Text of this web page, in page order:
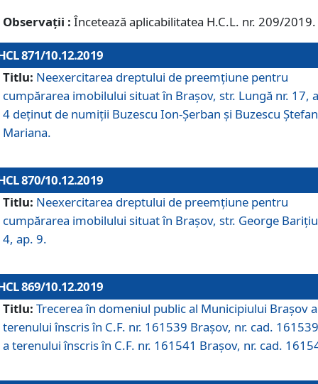
Observații : Încetează aplicabilitatea H.C.L. nr. 209/2019.
871/10.12.2019
Titlu: Neexercitarea dreptului de preemţiune pentru
cumpărarea imobilului situat în Braşov, str. Lungă nr. 17,
4 deţinut de numiţii Buzescu Ion-Şerban și Buzescu
Mariana.
870/10.12.2019
Titlu: Neexercitarea dreptului de preemţiune pentru
cumpărarea imobilului situat în Braşov, str. George
4, ap. 9.
869/10.12.2019
Titlu: Trecerea în domeniul public al Municipiului Braşov a
terenului înscris în C.F. nr. 161539 Brașov, nr. cad.
a terenului înscris în C.F. nr. 161541 Brașov, nr. cad.